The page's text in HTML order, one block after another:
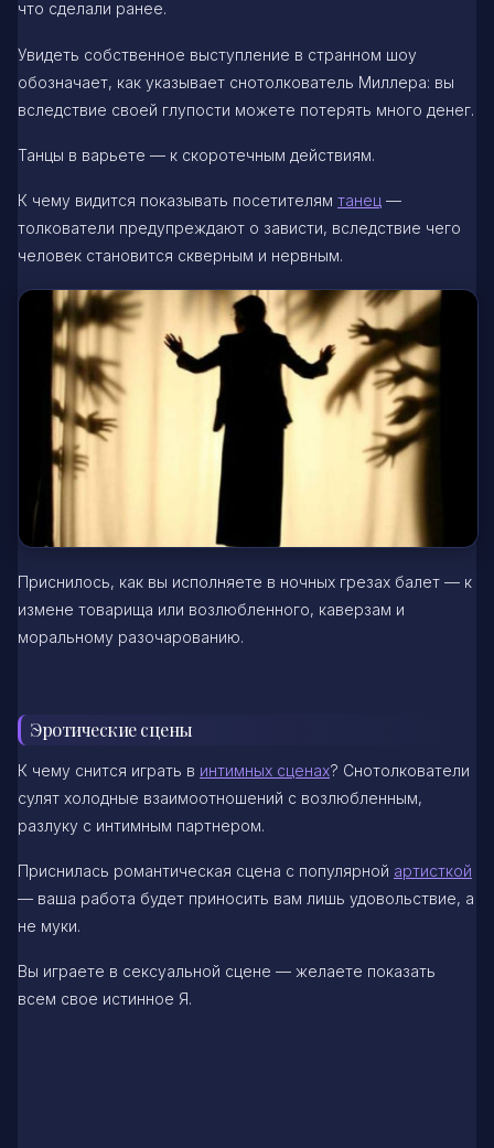
что сделали ранее.
Увидеть собственное выступление в странном шоу
обозначает, как указывает снотолкователь Миллера: вы
вследствие своей глупости можете потерять много денег.
Танцы в варьете — к скоротечным действиям.
К чему видится показывать посетителям танец —
толкователи предупреждают о зависти, вследствие чего
человек становится скверным и нервным.
Приснилось, как вы исполняете в ночных грезах балет — к
измене товарища или возлюбленного, каверзам и
моральному разочарованию.
Эротические сцены
К чему снится играть в интимных сценах? Снотолкователи
сулят холодные взаимоотношений с возлюбленным,
разлуку с интимным партнером.
Приснилась романтическая сцена с популярной артисткой
— ваша работа будет приносить вам лишь удовольствие, а
не муки.
Вы играете в сексуальной сцене — желаете показать
всем свое истинное Я.